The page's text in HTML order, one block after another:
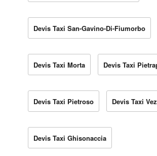
Devis Taxi San-Gavino-Di-Fiumorbo
Devis Taxi Morta Devis Taxi
Devis Taxi Pietroso Devis Taxi
Devis Taxi Ghisonaccia